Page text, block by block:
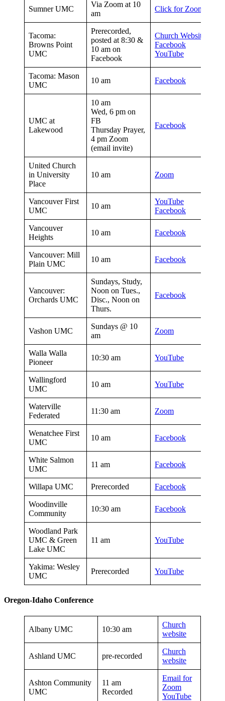
Sumner UMC
Via Zoom at 10
am
Click for Zoom Info
Tacoma:
Browns Point
UMC
Prerecorded,
posted at 8:30 &
10 am on
Facebook
Church Website
Facebook
YouTube
Tacoma: Mason
UMC
10 am Facebook
UMC at
Lakewood
10 am
Wed, 6 pm on
FB
Thursday Prayer,
4 pm Zoom
(email invite)
Facebook
United Church
in University
Place
10 am Zoom
Vancouver First
UMC
10 am
YouTube
Facebook
Vancouver
Heights
10 am Facebook
Vancouver: Mill
Plain UMC
10 am Facebook
Vancouver:
Orchards UMC
Sundays, Study,
Noon on Tues.,
Disc., Noon on
Thurs.
Facebook
Vashon UMC
Sundays @ 10
am
Zoom
Walla Walla
Pioneer
10:30 am YouTube
Wallingford
UMC
10 am YouTube
Waterville
Federated
11:30 am Zoom
Wenatchee First
UMC
10 am Facebook
White Salmon
UMC
11 am Facebook
Willapa UMC Prerecorded Facebook
Woodinville
Community
10:30 am Facebook
Woodland Park
UMC & Green
Lake UMC
11 am YouTube
Yakima: Wesley
UMC
Prerecorded YouTube
Oregon-Idaho Conference
Albany UMC 10:30 am
Church
website
Ashland UMC pre-recorded
Church
website
Ashton Community
UMC
11 am
Recorded
Email for
Zoom
YouTube